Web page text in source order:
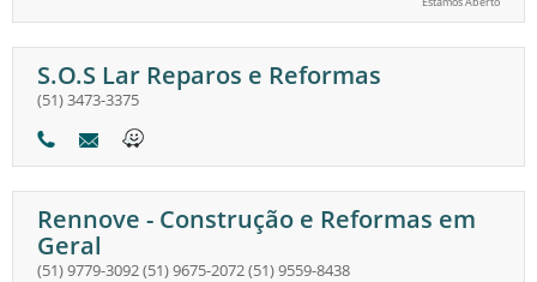
S.O.S Lar Reparos e Reformas
(51) 3473-3375
Rennove - Construção e Reformas em
Geral
(51) 9779-3092(51) 9675-2072(51) 9559-8438